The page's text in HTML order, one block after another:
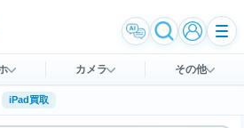
カメラ その他
iPad買取